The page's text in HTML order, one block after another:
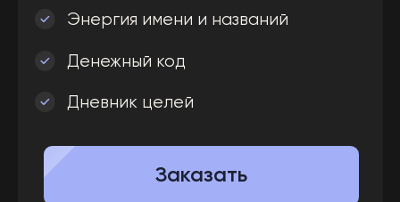
Ключевые года и периоды в жизни
Заказать
Протокол консультаций